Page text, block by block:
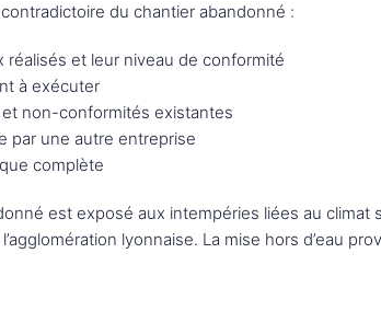
du chantier abandonné :
réalisés et leur niveau de conformité
à exécuter
non-conformités existantes
par une autre entreprise
complète
est exposé aux intempéries liées au
lyonnaise. La mise hors d’eau